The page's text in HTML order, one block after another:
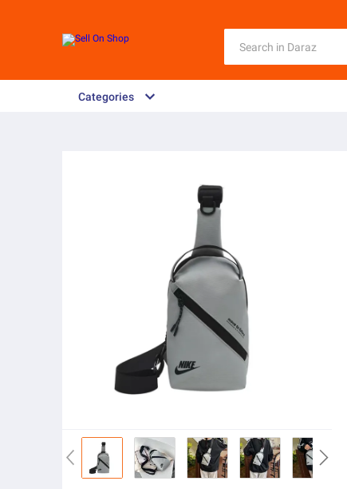
Categories